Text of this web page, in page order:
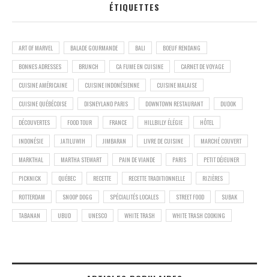
ÉTIQUETTES
ART OF MARVEL BALADE GOURMANDE BALI BOEUF RENDANG
BONNES ADRESSES BRUNCH CA FUME EN CUISINE CARNET DE VOYAGE
CUISINE AMÉRICAINE CUISINE INDONÉSIENNE CUISINE MALAISE
CUISINE QUÉBÉCOISE DISNEYLAND PARIS DOWNTOWN RESTAURANT DUDOK
DÉCOUVERTES FOOD TOUR FRANCE HILLBILLY ÉLÉGIE HÔTEL
INDONÉSIE JATILUWIH JIMBARAN LIVRE DE CUISINE MARCHÉ COUVERT
MARKTHAL MARTHA STEWART PAIN DE VIANDE PARIS PETIT DÉJEUNER
PICKNICK QUÉBEC RECETTE RECETTE TRADITIONNELLE RIZIÈRES
ROTTERDAM SNOOP DOGG SPÉCIALITÉS LOCALES STREET FOOD SUBAK
TABANAN UBUD UNESCO WHITE TRASH WHITE TRASH COOKING